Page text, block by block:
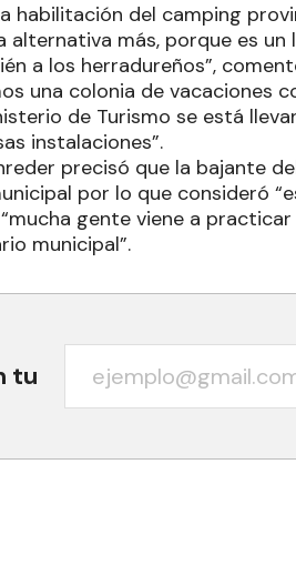
habilitación del camping
alternativa más, porque es
a los herradureños”,
una colonia de vacaciones
de Turismo se está
instalaciones”.
precisó que la bajante
por lo que consideró
gente viene a
municipal”.
tu